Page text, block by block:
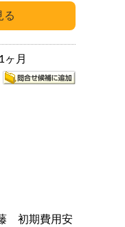
1ヶ月
初期費用安